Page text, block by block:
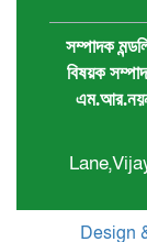
সম্পাদক
বিষয়ক
Design